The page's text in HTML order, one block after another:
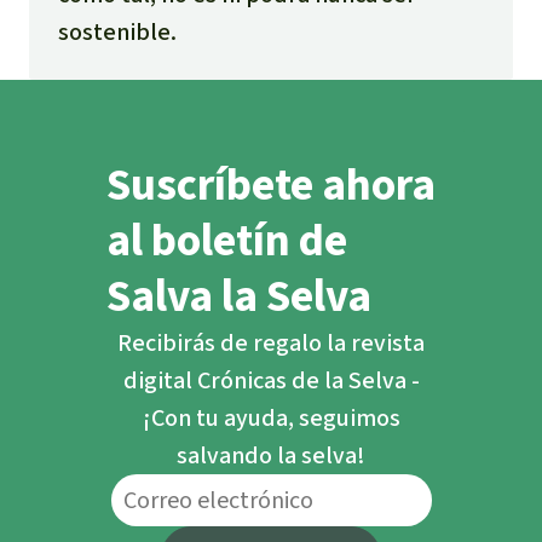
sostenible.
Suscríbete ahora
al boletín de
Salva la Selva
Recibirás de regalo la revista
digital Crónicas de la Selva -
¡Con tu ayuda, seguimos
salvando la selva!